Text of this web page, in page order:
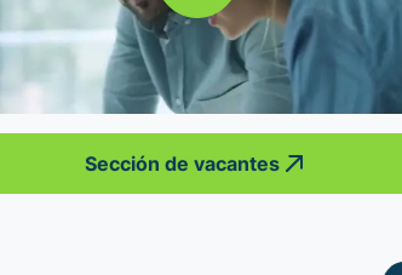
Sección de vacantes